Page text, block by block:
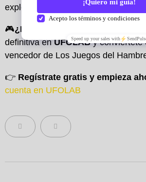
explorar este universo.
🎮¿Listo para jugar?
definitiva enUFOLABy conviértete
vencedor de Los Juegos del
👉 Regístrate gratis y empieza
cuenta en UFOLAB